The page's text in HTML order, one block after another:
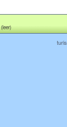
(leer)